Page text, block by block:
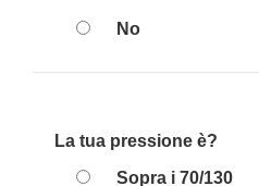
No
La tua pressione è?
Sopra i 70/130